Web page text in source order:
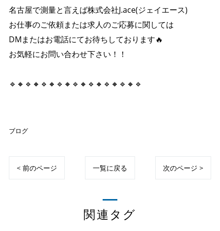
名古屋で測量と言えば株式会社J.ace(ジェイエース)
お仕事のご依頼または求人のご応募に関しては
DMまたはお電話にてお待ちしております🔥
お気軽にお問い合わせ下さい！！
🔹🔸🔹🔸🔹🔸🔹🔸🔹🔸🔹🔸🔹🔸🔹🔸🔹
ブログ
< 前のページ 一覧に戻る 次のページ >
関連タグ